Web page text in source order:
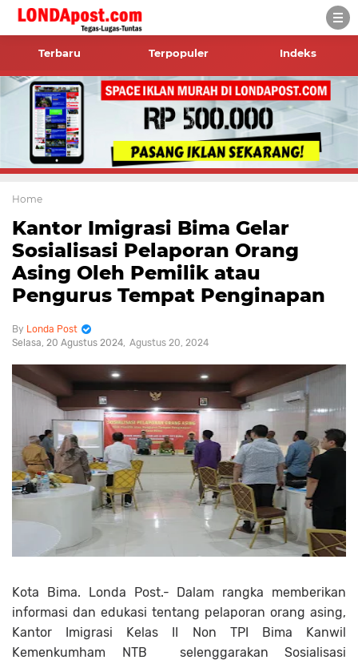
Terbaru Terpopuler Indeks
Home
Kantor Imigrasi Bima Gelar
Sosialisasi Pelaporan Orang
Asing Oleh Pemilik atau
Pengurus Tempat Penginapan
Londa Post
Selasa, 20 Agustus 2024 Agustus 20, 2024
Kota Bima. Londa Post.- Dalam rangka memberikan
informasi dan edukasi tentang pelaporan orang asing,
Kantor Imigrasi Kelas II Non TPI Bima Kanwil
Kemenkumham NTB selenggarakan Sosialisasi